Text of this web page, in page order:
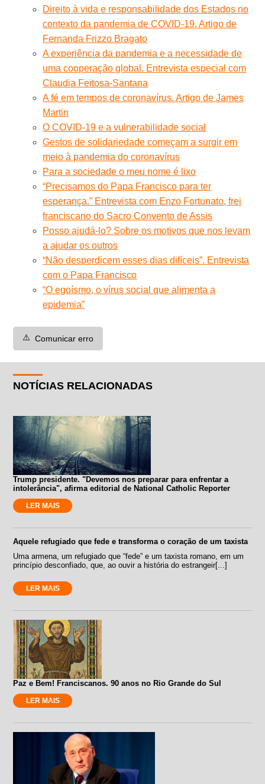
Direito à vida e responsabilidade dos Estados no
contexto da pandemia de COVID-19. Artigo de
Fernanda Frizzo Bragato
A experiência da pandemia e a necessidade de
uma cooperação global. Entrevista especial com
Claudia Feitosa-Santana
A fé em tempos de coronavírus. Artigo de James
Martin
O COVID-19 e a vulnerabilidade social
Gestos de solidariedade começam a surgir em
meio à pandemia do coronavírus
Para a sociedade o meu nome é lixo
“Precisamos do Papa Francisco para ter
esperança.” Entrevista com Enzo Fortunato, frei
franciscano do Sacro Convento de Assis
Posso ajudá-lo? Sobre os motivos que nos levam
a ajudar os outros
“Não desperdicem esses dias difíceis”. Entrevista
com o Papa Francisco
“O egoísmo, o vírus social que alimenta a
epidemia”
⚠️ Comunicar erro
NOTÍCIAS RELACIONADAS
Trump presidente. "Devemos nos preparar para enfrentar a
intolerância", afirma editorial de National Catholic Reporter
LER MAIS
Aquele refugiado que fede e transforma o coração de um taxista
Uma armena, um refugiado que “fede” e um taxista romano, em um
princípio desconfiado, que, ao ouvir a história do estrangeir[...]
LER MAIS
Paz e Bem! Franciscanos. 90 anos no Rio Grande do Sul
LER MAIS